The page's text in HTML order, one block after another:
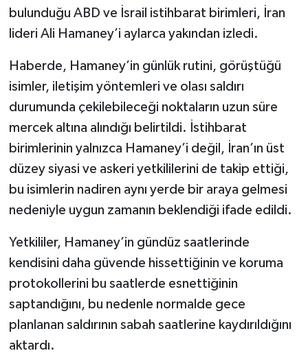
bulunduğu ABD ve İsrail istihbarat birimleri, İran
lideri Ali Hamaney’i aylarca yakından izledi.
Haberde, Hamaney’in günlük rutini, görüştüğü
isimler, iletişim yöntemleri ve olası saldırı
durumunda çekilebileceği noktaların uzun süre
mercek altına alındığı belirtildi. İstihbarat
birimlerinin yalnızca Hamaney’i değil, İran’ın üst
düzey siyasi ve askeri yetkililerini de takip ettiği,
bu isimlerin nadiren aynı yerde bir araya gelmesi
nedeniyle uygun zamanın beklendiği ifade edildi.
Yetkililer, Hamaney’in gündüz saatlerinde
kendisini daha güvende hissettiğinin ve koruma
protokollerini bu saatlerde esnettiğinin
saptandığını, bu nedenle normalde gece
planlanan saldırının sabah saatlerine kaydırıldığını
aktardı.